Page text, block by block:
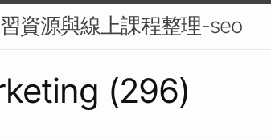
資源與線上課程整理-seo
(296)